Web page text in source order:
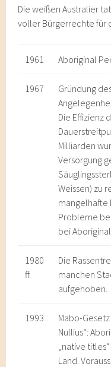
Die weißen Australier
voller Bürgerrechte für
1961 Aboriginal
1967
Gründung
Die Effizienz
Milliarden
Versorgung
Weissen) zu
mangelhafte
Probleme
bei
1980
ff.
Die
manchen
aufgehoben.
1993
Mabo-
Nullius“:
„native
Land.